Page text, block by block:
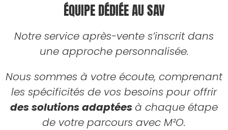
ÉQUIPE DÉDIÉE AU SAV
Notre service après-vente s’inscrit dans
une approche personnalisée.
Nous sommes à votre écoute, comprenant
les spécificités de vos besoins pour offrir
des solutions adaptéesà chaque étape
de votre parcours avec M²O.